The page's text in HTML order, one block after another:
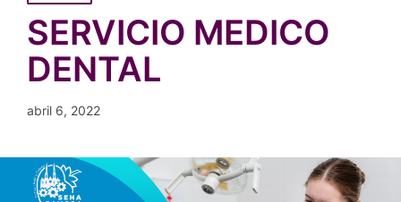
en
SERVICIO MEDICO
DENTAL
abril 6, 2022